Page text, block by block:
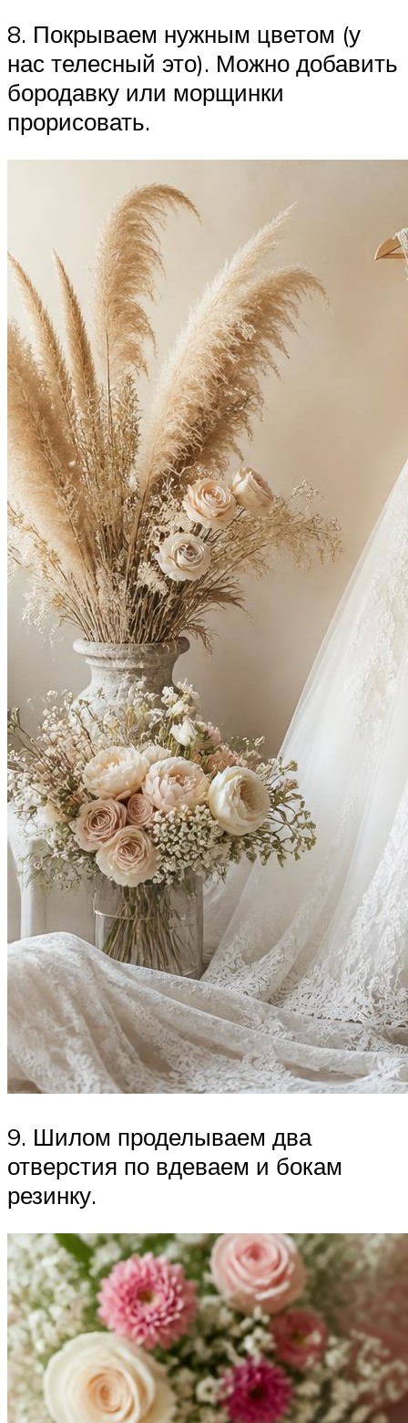
8. Покрываем нужным цветом (у
нас телесный это). Можно добавить
бородавку или морщинки
прорисовать.
9. Шилом проделываем два
отверстия по вдеваем и бокам
резинку.